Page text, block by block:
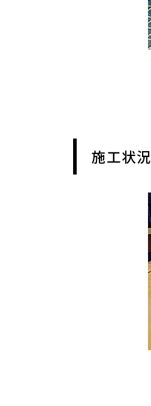
施工状況